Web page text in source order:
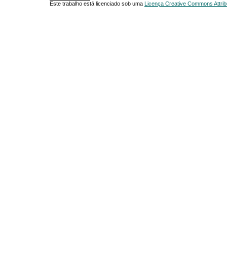
Este trabalho está licenciado sob uma Licença Creative Commons